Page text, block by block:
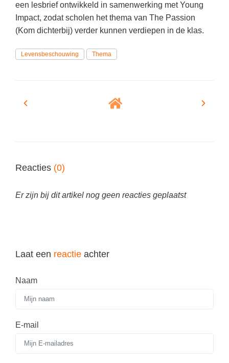
Onderwijs CV
Schoolvakanties
Huiswerkbegeleiding
een lesbrief ontwikkeld in samenwerking met Young
Impact, zodat scholen het thema van The Passion
(Kom dichterbij) verder kunnen verdiepen in de klas.
Levensbeschouwing Thema
Reacties (0)
Er zijn bij dit artikel nog geen reacties geplaatst
Laat een reactie achter
Naam
E-mail